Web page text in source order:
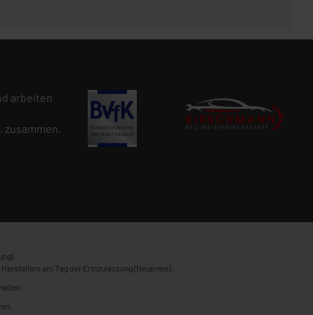
arbeiten
, zusammen.
am Tag der Erstzulassung (Neupreis).